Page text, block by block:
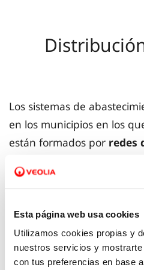
Esta página web usa cookies
Utilizamos cookies propias y
nuestros servicios y
con tus preferencias en base
Los sistemas de
en los municipios en los
están formados por redes
conducen el agua hasta
ciudadanos.
Poblaciones extremeñas
distribuimos